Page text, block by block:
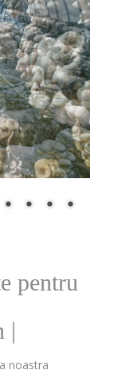
pentru
|
noastra